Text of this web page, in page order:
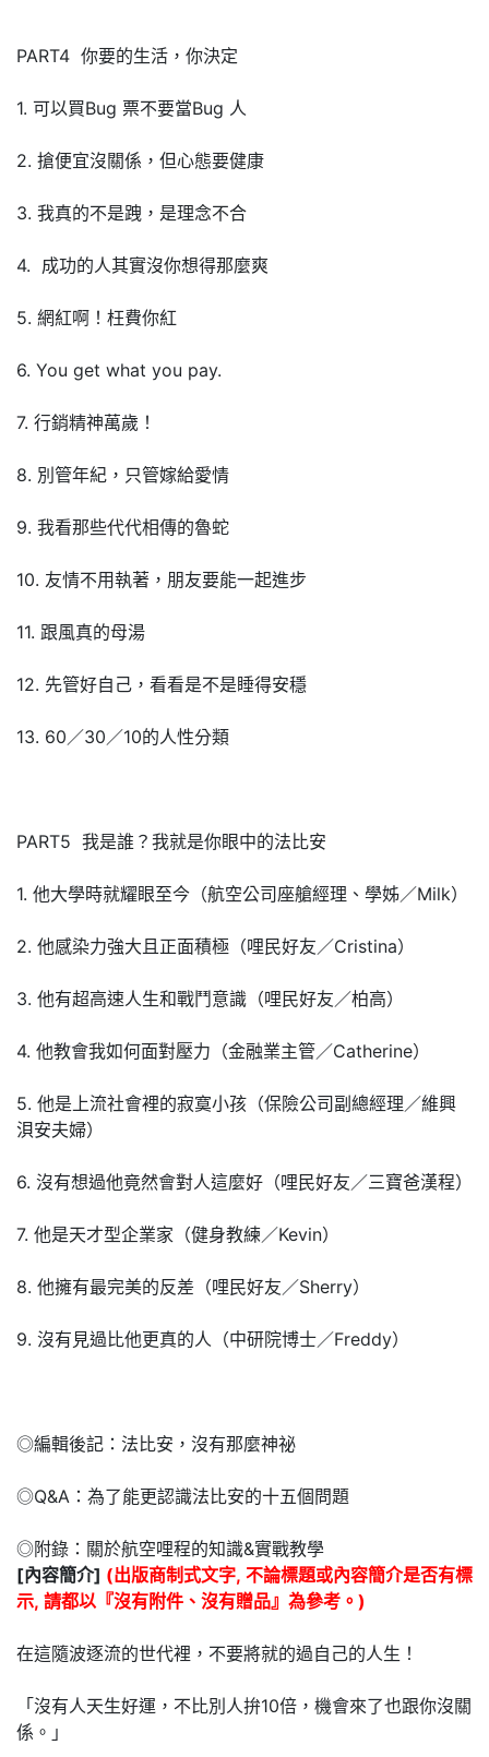
PART4 你要的生活，你決定
1. 可以買Bug 票不要當Bug 人
2. 搶便宜沒關係，但心態要健康
3. 我真的不是跩，是理念不合
4. 成功的人其實沒你想得那麼爽
5. 網紅啊！枉費你紅
6. You get what you pay.
7. 行銷精神萬歲！
8. 別管年紀，只管嫁給愛情
9. 我看那些代代相傳的魯蛇
10. 友情不用執著，朋友要能一起進步
11. 跟風真的母湯
12. 先管好自己，看看是不是睡得安穩
13. 60／30／10的人性分類
PART5 我是誰？我就是你眼中的法比安
1. 他大學時就耀眼至今（航空公司座艙經理、學姊／Milk）
2. 他感染力強大且正面積極（哩民好友／Cristina）
3. 他有超高速人生和戰鬥意識（哩民好友／柏高）
4. 他教會我如何面對壓力（金融業主管／Catherine）
5. 他是上流社會裡的寂寞小孩（保險公司副總經理／維興
浿安夫婦）
6. 沒有想過他竟然會對人這麼好（哩民好友／三寶爸漢程）
7. 他是天才型企業家（健身教練／Kevin）
8. 他擁有最完美的反差（哩民好友／Sherry）
9. 沒有見過比他更真的人（中研院博士／Freddy）
◎編輯後記：法比安，沒有那麼神祕
◎Q&A：為了能更認識法比安的十五個問題
◎附錄：關於航空哩程的知識&實戰教學
[內容簡介] (出版商制式文字, 不論標題或內容簡介是否有標
示, 請都以『沒有附件、沒有贈品』為參考。)
在這隨波逐流的世代裡，不要將就的過自己的人生！
「沒有人天生好運，不比別人拚10倍，機會來了也跟你沒關
係。」